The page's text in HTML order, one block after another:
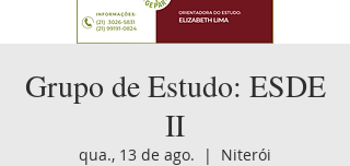
Grupo de Estudo: ESDE
II
qua., 13 de ago.
  |
Niterói